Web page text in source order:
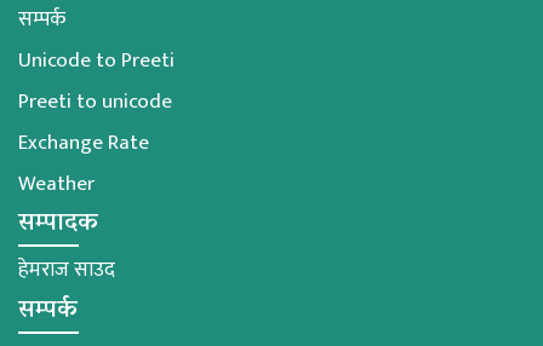
सम्पर्क
Unicode to Preeti
Preeti to unicode
Exchange Rate
Weather
सम्पादक
हेमराज साउद
सम्पर्क